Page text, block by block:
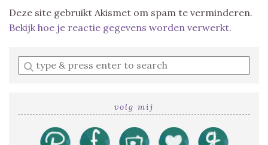
Deze site gebruikt Akismet om spam te verminderen.
Bekijk hoe je reactie gegevens worden verwerkt.
Enter
a
volg mij